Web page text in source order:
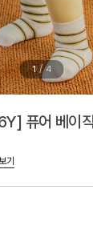
1 / 4
퓨어 베이
기